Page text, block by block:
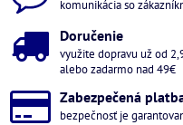
komunikácia so
Doručenie
využite dopravu už od
alebo zadarmo nad 49€
Zabezpečená
bezpečnosť je